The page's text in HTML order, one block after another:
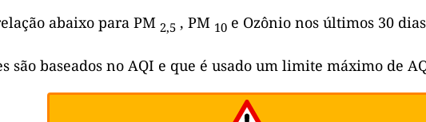
abaixo para PM 2,5 , PM 10 e Ozônio nos últimos 30
são baseados no AQI e que é usado um limite máximo de